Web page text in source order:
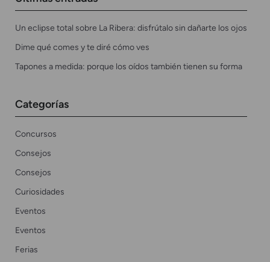
Un eclipse total sobre La Ribera: disfrútalo sin dañarte los ojos
Dime qué comes y te diré cómo ves
Tapones a medida: porque los oídos también tienen su forma
Categorías
Concursos
Consejos
Consejos
Curiosidades
Eventos
Eventos
Ferias